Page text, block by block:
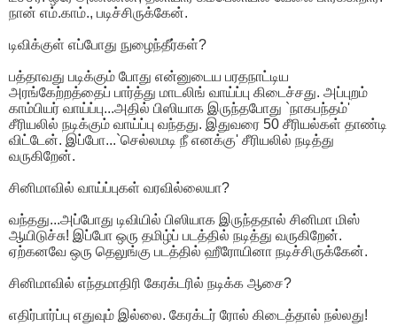
நான் எம்.காம்., படிச்சிருக்கேன்.
டிவிக்குள் எப்போது நுழைந்தீர்கள்?
பத்தாவது படிக்கும் போது என்னுடைய பரதநாட்டிய
அரங்கேற்றத்தைப் பார்த்து மாடலிங் வாய்ப்பு கிடைச்சது. அப்புறம்
காம்பியர் வாய்ப்பு...அதில் பிஸியாக இருந்தபோது `நாகபந்தம்'
சீரியலில் நடிக்கும் வாய்ப்பு வந்தது. இதுவரை 50 சீரியல்கள் தாண்டி
விட்டேன். இப்போ...`செல்லமடி நீ எனக்கு' சீரியலில் நடித்து
வருகிறேன்.
சினிமாவில் வாய்ப்புகள் வரவில்லையா?
வந்தது...அப்போது டிவியில் பிஸியாக இருந்ததால் சினிமா மிஸ்
ஆயிடுச்சு! இப்போ ஒரு தமிழ்ப் படத்தில் நடித்து வருகிறேன்.
ஏற்கனவே ஒரு தெலுங்கு படத்தில் ஹீரோயினா நடிச்சிருக்கேன்.
சினிமாவில் எந்தமாதிரி கேரக்டரில் நடிக்க ஆசை?
எதிர்பார்ப்பு எதுவும் இல்லை. கேரக்டர் ரோல் கிடைத்தால் நல்லது!